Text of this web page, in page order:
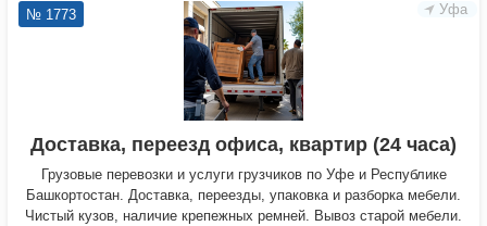
Уфа
№ 1773
Доставка, переезд офиса, квартир (24 часа)
Грузовые перевозки и услуги грузчиков по Уфе и Республике
Башкортостан. Доставка, переезды, упаковка и разборка мебели.
Чистый кузов, наличие крепежных ремней. Вывоз старой мебели.